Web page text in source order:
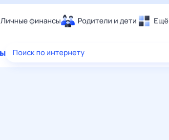
Личные финансы Родители и дети Ещё
Еда
Поиск по интернету